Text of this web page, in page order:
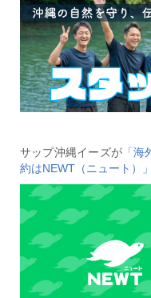
サップ沖縄イーズが 「
約はNEWT（ニュート）」